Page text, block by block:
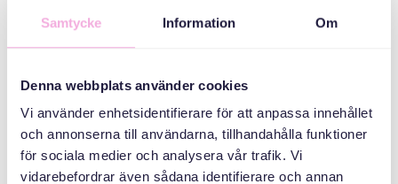
Samtycke Information Om
Denna webbplats använder cookies
Vi använder enhetsidentifierare för att anpassa innehållet
och annonserna till användarna, tillhandahålla funktioner
för sociala medier och analysera vår trafik. Vi
vidarebefordrar även sådana identifierare och annan
Svenska med baby